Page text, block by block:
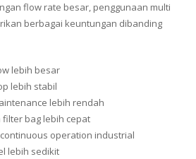
flow rate besar, penggunaan multi
berbagai keuntungan dibanding
lebih besar
lebih stabil
lebih rendah
filter bag lebih cepat
operation industrial
lebih sedikit